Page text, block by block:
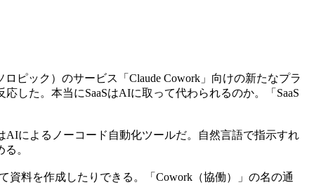
ピック）のサービス「Claude Cowork」向けの新たなプラ
した。本当にSaaSはAIに取って代わられるのか。「SaaS
AIによるノーコード自動化ツールだ。自然言語で指示すれ
。
料を作成したりできる。「Cowork（協働）」の名の通